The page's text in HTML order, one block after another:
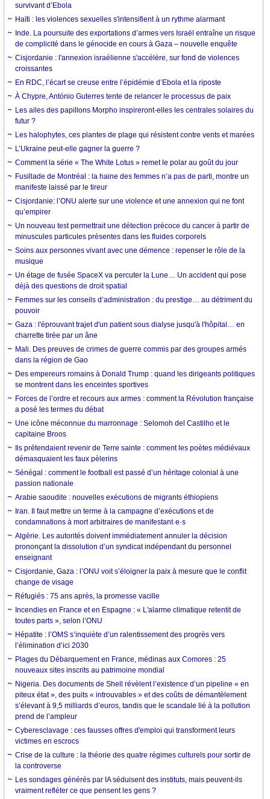
survivant d’Ebola
Haïti : les violences sexuelles s'intensifient à un rythme alarmant
Inde. La poursuite des exportations d’armes vers Israël entraîne un risque
de complicité dans le génocide en cours à Gaza – nouvelle enquête
Cisjordanie : l'annexion israélienne s'accélère, sur fond de violences
croissantes
En RDC, l’écart se creuse entre l’épidémie d’Ebola et la riposte
À Chypre, António Guterres tente de relancer le processus de paix
Les ailes des papillons Morpho inspireront-elles les centrales solaires du
futur ?
Les halophytes, ces plantes de plage qui résistent contre vents et marées
L’Ukraine peut-elle gagner la guerre ?
Comment la série « The White Lotus » remet le polar au goût du jour
Fusillade de Montréal : la haine des femmes n’a pas de parti, montre un
manifeste laissé par le tireur
Cisjordanie: l’ONU alerte sur une violence et une annexion qui ne font
qu’empirer
Un nouveau test permettrait une détection précoce du cancer à partir de
minuscules particules présentes dans les fluides corporels
Soins aux personnes vivant avec une démence : repenser le rôle de la
musique
Un étage de fusée SpaceX va percuter la Lune… Un accident qui pose
déjà des questions de droit spatial
Femmes sur les conseils d’administration : du prestige… au détriment du
pouvoir
Gaza : l'éprouvant trajet d'un patient sous dialyse jusqu'à l'hôpital… en
charrette tirée par un âne
Mali. Des preuves de crimes de guerre commis par des groupes armés
dans la région de Gao
Des empereurs romains à Donald Trump : quand les dirigeants politiques
se montrent dans les enceintes sportives
Forces de l’ordre et recours aux armes : comment la Révolution française
a posé les termes du débat
Une icône méconnue du marronnage : Selomoh del Castilho et le
capitaine Broos
Ils prétendaient revenir de Terre sainte : comment les poètes médiévaux
démasquaient les faux pèlerins
Sénégal : comment le football est passé d’un héritage colonial à une
passion nationale
Arabie saoudite : nouvelles exécutions de migrants éthiopiens
Iran. Il faut mettre un terme à la campagne d’exécutions et de
condamnations à mort arbitraires de manifestant·e·s
Algérie. Les autorités doivent immédiatement annuler la décision
prononçant la dissolution d’un syndicat indépendant du personnel
enseignant
Cisjordanie, Gaza : l’ONU voit s’éloigner la paix à mesure que le conflit
change de visage
Réfugiés : 75 ans après, la promesse vacille
Incendies en France et en Espagne : « L'alarme climatique retentit de
toutes parts », selon l’ONU
Hépatite : l’OMS s’inquiète d’un ralentissement des progrès vers
l’élimination d’ici 2030
Plages du Débarquement en France, médinas aux Comores : 25
nouveaux sites inscrits au patrimoine mondial
Nigeria. Des documents de Shell révèlent l’existence d’un pipeline « en
piteux état », des puits « introuvables » et des coûts de démantèlement
s’élevant à 9,5 milliards d’euros, tandis que le scandale lié à la pollution
prend de l’ampleur
Cyberesclavage : ces fausses offres d'emploi qui transforment leurs
victimes en escrocs
Crise de la culture : la théorie des quatre régimes culturels pour sortir de
la controverse
Les sondages générés par IA séduisent des instituts, mais peuvent-ils
vraiment refléter ce que pensent les gens ?